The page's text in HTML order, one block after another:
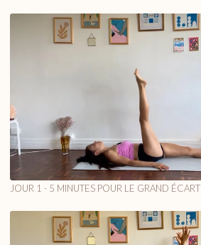
JOUR 1 - 5 MINUTES POUR LE GRAND ÉCART